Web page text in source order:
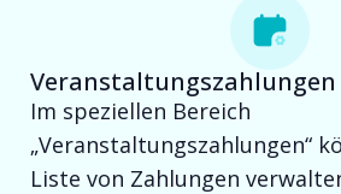
Veranstaltungszahlungen
Im speziellen Bereich
„Veranstaltungszahlungen“
Liste von Zahlungen